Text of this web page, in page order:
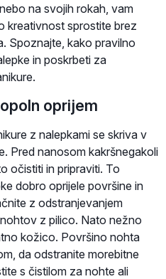
na svojih rokah, vam
kreativnost sprostite brez
Spoznajte, kako pravilno
in poskrbeti za
oprijem
z nalepkami se skriva v
Pred nanosom kakršnegakoli
očistiti in pripraviti. To
dobro oprijele površine in
z odstranjevanjem
z pilico. Nato nežno
kožico. Površino nohta
da odstranite morebitne
s čistilom za nohte ali